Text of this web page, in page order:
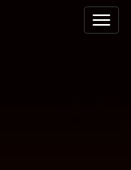
Toggle